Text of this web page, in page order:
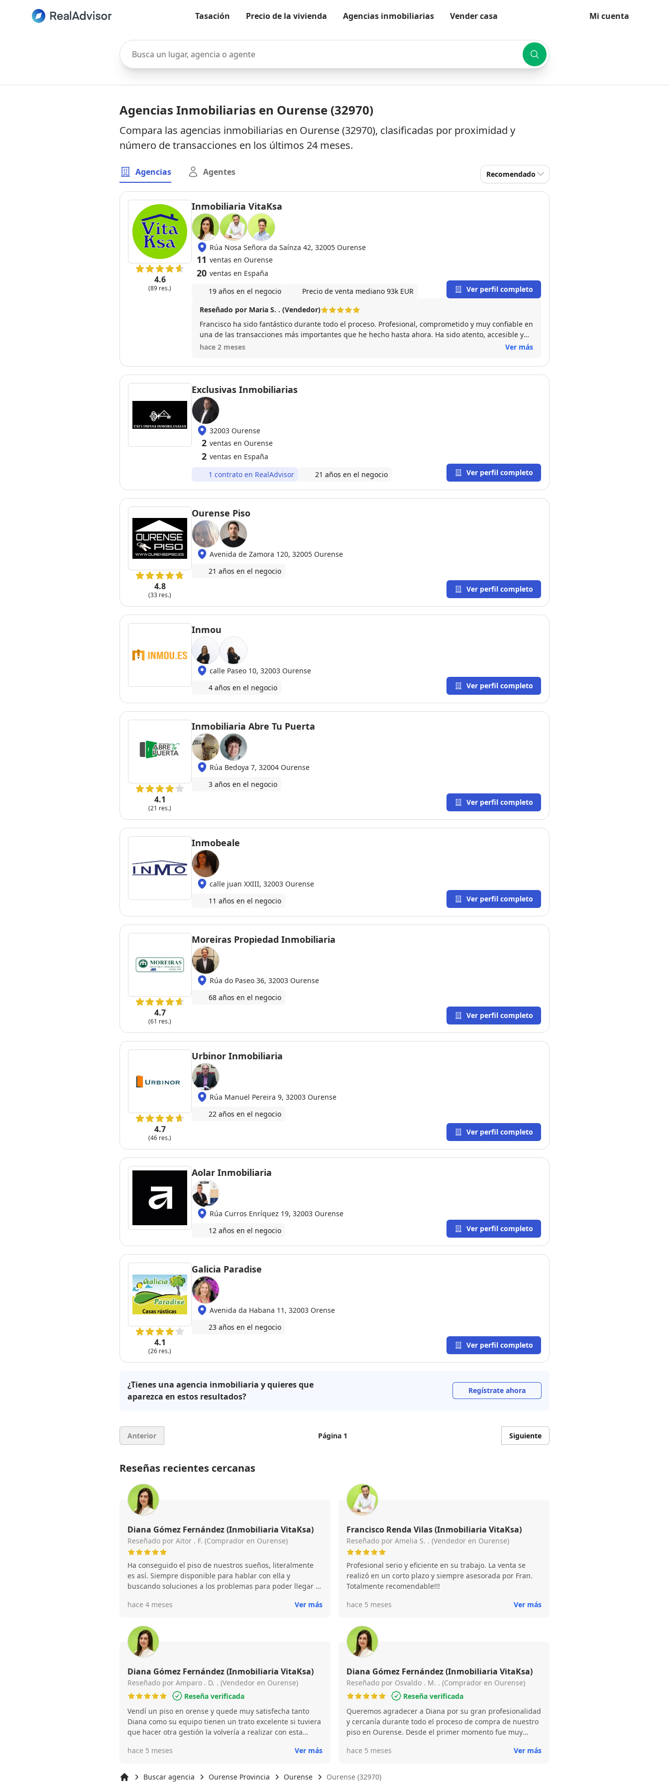
Tasación Precio de la vivienda Agencias inmobiliarias Vender casa Mi cuenta
Busca un lugar, agencia o agente
Agencias Inmobiliarias en Ourense (32970)
Compara las agencias inmobiliarias en Ourense (32970), clasificadas por proximidad y
número de transacciones en los últimos 24 meses.
Agencias Agentes Recomendado
4.6
(89 res.)
Inmobiliaria VitaKsa
Rúa Nosa Señora da Saínza 42, 32005 Ourense
11 ventas en Ourense
20 ventas en España
19 años en el negocio
Precio de venta mediano 93k EUR Ver perfil completo
Reseñado por Maria S. . (Vendedor)
Francisco ha sido fantástico durante todo el proceso. Profesional, comprometido y muy confiable en
una de las transacciones más importantes que he hecho hasta ahora. Ha sido atento, accesible y
claro en su comunicación, creando un ambiente de calma y gran confianza durante todo el
vendedores como por compradores. Me he sentido bien atendida desde el principio hasta el final y
recomiendo ampliamente a Francisco a quienes busquen un agente inmobiliario experto y
comprometido
hace 2 meses Ver más
Exclusivas Inmobiliarias
32003 Ourense
2 ventas en Ourense
2 ventas en España
1 contrato en RealAdvisor
21 años en el negocio Ver perfil completo
4.8
(33 res.)
Ourense Piso
Avenida de Zamora 120, 32005 Ourense
21 años en el negocio
Ver perfil completo
Inmou
calle Paseo 10, 32003 Ourense
4 años en el negocio
Ver perfil completo
4.1
(21 res.)
Inmobiliaria Abre Tu Puerta
Rúa Bedoya 7, 32004 Ourense
3 años en el negocio
Ver perfil completo
Inmobeale
calle juan XXIII, 32003 Ourense
11 años en el negocio
Ver perfil completo
4.7
(61 res.)
Moreiras Propiedad Inmobiliaria
Rúa do Paseo 36, 32003 Ourense
68 años en el negocio
Ver perfil completo
4.7
(46 res.)
Urbinor Inmobiliaria
Rúa Manuel Pereira 9, 32003 Ourense
22 años en el negocio
Ver perfil completo
Aolar Inmobiliaria
Rúa Curros Enríquez 19, 32003 Ourense
12 años en el negocio
Ver perfil completo
4.1
(26 res.)
Galicia Paradise
Avenida da Habana 11, 32003 Orense
23 años en el negocio
Ver perfil completo
¿Tienes una agencia inmobiliaria y quieres que
aparezca en estos resultados?
Regístrate ahora
Anterior Página 1 Siguiente
Reseñas recientes cercanas
Diana Gómez Fernández (Inmobiliaria VitaKsa)
Reseñado por Aitor . F. (Comprador en Ourense)
Ha conseguido el piso de nuestros sueños, literalmente
es así. Siempre disponible para hablar con ella y
buscando soluciones a los problemas para poder llegar a
pisazo a buen precio.
hace 4 meses Ver más
Francisco Renda Vilas (Inmobiliaria VitaKsa)
Reseñado por Amelia S. . (Vendedor en Ourense)
Profesional serio y eficiente en su trabajo. La venta se
realizó en un corto plazo y siempre asesorada por Fran.
Totalmente recomendable!!!
hace 5 meses
Ver más
Diana Gómez Fernández (Inmobiliaria VitaKsa)
Reseñado por Amparo . D. . (Vendedor en Ourense)
Reseña verificada
Vendí un piso en orense y quede muy satisfecha tanto
Diana como su equipo tienen un trato excelente si tuviera
que hacer otra gestión la volvería a realizar con esta
responsable y te facilitan toda la gestión a realizar .
todo.
hace 5 meses Ver más
Diana Gómez Fernández (Inmobiliaria VitaKsa)
Reseñado por Osvaldo . M. . (Comprador en Ourense)
Reseña verificada
Queremos agradecer a Diana por su gran profesionalidad
y cercanía durante todo el proceso de compra de nuestro
piso en Ourense. Desde el primer momento fue muy
duda. Nos acompañó en cada paso con mucha paciencia
duda, una excelente profesional y mejor persona.
hace 5 meses Ver más
Buscar agencia Ourense Provincia Ourense Ourense (32970)